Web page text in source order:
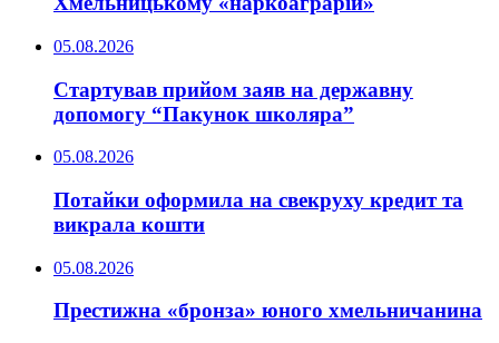
05.08.2026
Стартував прийом заяв на державну
допомогу “Пакунок школяра”
05.08.2026
Потайки оформила на свекруху кредит та
викрала кошти
05.08.2026
Престижна «бронза» юного хмельничанина